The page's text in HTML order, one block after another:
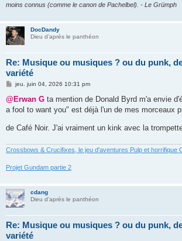
moins connus (comme le canon de Pachelbel). - Le Grümph
DocDandy
Dieu d'après le panthéon
Re: Musique ou musiques ? ou du punk,
variété
M
s
a
e
jeu. juin 04, 2026 10:31 pm
@Erwan G ta mention de Donald Byrd m'a envie
a fool to want you" est déjà l'un de mes morceaux
de Café Noir. J'ai vraiment un kink avec la
Crossbows & Crucifixes, le jeu d'aventures Pulp et horrifique
Projet Gundam partie 2
cdang
Dieu d'après le panthéon
Re: Musique ou musiques ? ou du punk,
variété